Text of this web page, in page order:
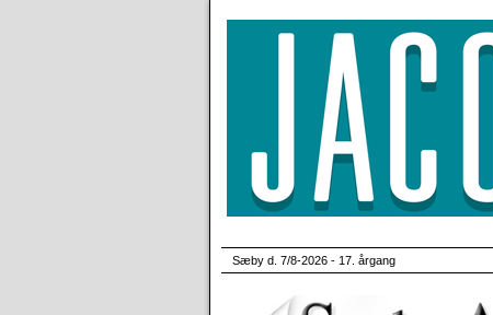
Sæby d. 7/8-2026 - 17. årgang